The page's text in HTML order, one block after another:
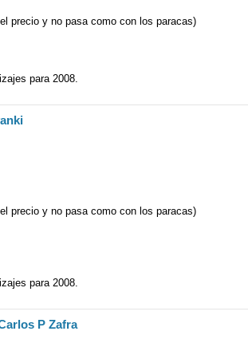
precio y no pasa como con los paracas)
para 2008.
precio y no pasa como con los paracas)
para 2008.
P Zafra